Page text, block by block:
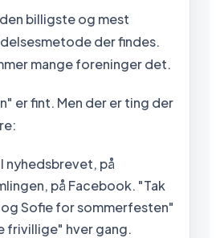
billigste og mest
der findes.
mange foreninger det.
er fint. Men der er ting der
I nyhedsbrevet, på
på Facebook. "Tak
og Sofie for sommerfesten"
frivillige" hver gang.